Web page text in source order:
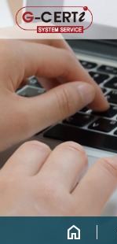
home